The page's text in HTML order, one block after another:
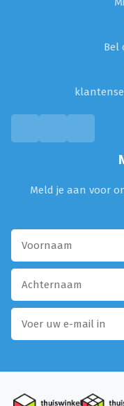
Bel
Meld je aan voor